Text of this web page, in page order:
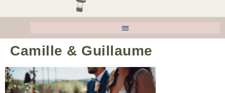
Camille & Guillaume